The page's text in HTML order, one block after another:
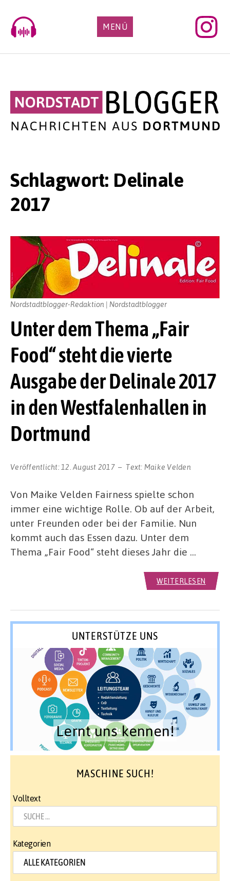
content
MENÜ
Schlagwort: Delinale
2017
Unter dem Thema „Fair
Food“ steht die vierte
Ausgabe der Delinale 2017
in den Westfalenhallen in
Dortmund
Veröffentlicht: 12. August 2017 Text: Maike Velden
Nordstadtblogger-Redaktion | Nordstadtblogger
Von Maike Velden Fairness spielte schon
immer eine wichtige Rolle. Ob auf der Arbeit,
unter Freunden oder bei der Familie. Nun
kommt auch das Essen dazu. Unter dem
Thema „Fair Food“ steht dieses Jahr die …
WEITERLESEN
UNTERSTÜTZE UNS
Lernt uns kennen!
MASCHINE SUCH!
Volltext
Kategorien